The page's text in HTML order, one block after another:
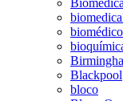
biomédico
Blackpool
bloco